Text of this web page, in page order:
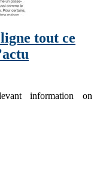
tout ce
information on